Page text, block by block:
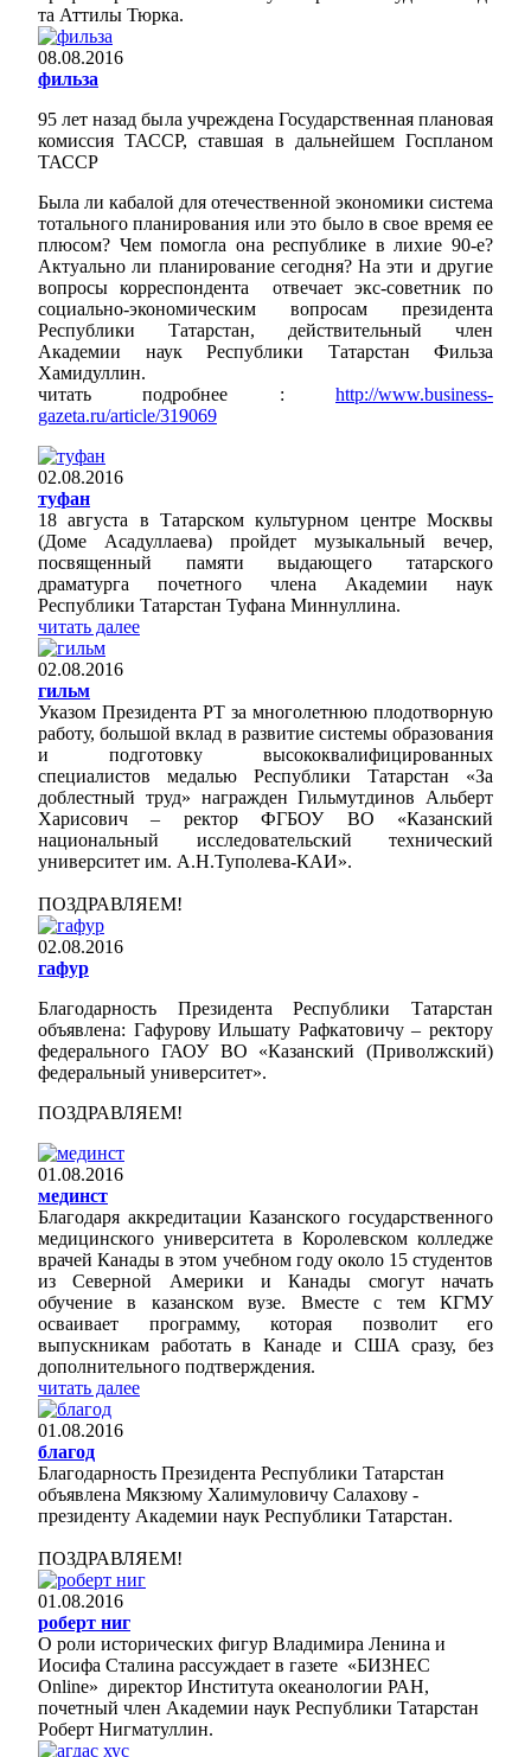
та Аттилы Тюрка.
08.08.2016
фильза
95 лет назад была учреждена Государственная плановая
комиссия ТАССР, ставшая в дальнейшем Госпланом
ТАССР
Была ли кабалой для отечественной экономики система
тотального планирования или это было в свое время ее
плюсом? Чем помогла она республике в лихие 90-е?
Актуально ли планирование сегодня? На эти и другие
вопросы корреспондента отвечает экс-советник по
социально-экономическим вопросам президента
Республики Татарстан, действительный член
Академии наук Республики Татарстан Фильза
Хамидуллин.
читать подробнее : http://www.business-
gazeta.ru/article/319069
02.08.2016
туфан
18 августа в Татарском культурном центре Москвы
(Доме Асадуллаева) пройдет музыкальный вечер,
посвященный памяти выдающего татарского
драматурга почетного члена Академии наук
Республики Татарстан Туфана Миннуллина.
читать далее
02.08.2016
гильм
Указом Президента РТ за многолетнюю плодотворную
работу, большой вклад в развитие системы образования
и подготовку высококвалифицированных
специалистов медалью Республики Татарстан «За
доблестный труд» награжден Гильмутдинов Альберт
Харисович – ректор ФГБОУ ВО «Казанский
национальный исследовательский технический
университет им. А.Н.Туполева-КАИ».
ПОЗДРАВЛЯЕМ!
02.08.2016
гафур
Благодарность Президента Республики Татарстан
объявлена: Гафурову Ильшату Рафкатовичу – ректору
федерального ГАОУ ВО «Казанский (Приволжский)
федеральный университет».
ПОЗДРАВЛЯЕМ!
01.08.2016
мединст
Благодаря аккредитации Казанского государственного
медицинского университета в Королевском колледже
врачей Канады в этом учебном году около 15 студентов
из Северной Америки и Канады смогут начать
обучение в казанском вузе. Вместе с тем КГМУ
осваивает программу, которая позволит его
выпускникам работать в Канаде и США сразу, без
дополнительного подтверждения.
читать далее
01.08.2016
благод
Благодарность Президента Республики Татарстан
объявлена Мякзюму Халимуловичу Салахову -
президенту Академии наук Республики Татарстан.
ПОЗДРАВЛЯЕМ!
01.08.2016
роберт ниг
О роли исторических фигур Владимира Ленина и
Иосифа Сталина рассуждает в газете «БИЗНЕС
Online» директор Института океанологии РАН,
почетный член Академии наук Республики Татарстан
Роберт Нигматуллин.